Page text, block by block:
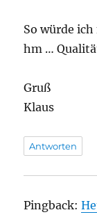
So würde
hm …
Gruß
Klaus
Antworten
Pingback: